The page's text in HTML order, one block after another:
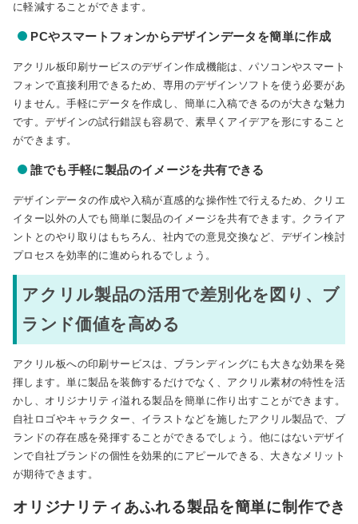
に軽減することができます。
PCやスマートフォンからデザインデータを簡単に作成
アクリル板印刷サービスのデザイン作成機能は、パソコンやスマート
フォンで直接利用できるため、専用のデザインソフトを使う必要があ
りません。手軽にデータを作成し、簡単に入稿できるのが大きな魅力
です。デザインの試行錯誤も容易で、素早くアイデアを形にすること
ができます。
誰でも手軽に製品のイメージを共有できる
デザインデータの作成や入稿が直感的な操作性で行えるため、クリエ
イター以外の人でも簡単に製品のイメージを共有できます。クライア
ントとのやり取りはもちろん、社内での意見交換など、デザイン検討
プロセスを効率的に進められるでしょう。
アクリル製品の活用で差別化を図り、ブ
ランド価値を高める
アクリル板への印刷サービスは、ブランディングにも大きな効果を発
揮します。単に製品を装飾するだけでなく、アクリル素材の特性を活
かし、オリジナリティ溢れる製品を簡単に作り出すことができます。
自社ロゴやキャラクター、イラストなどを施したアクリル製品で、ブ
ランドの存在感を発揮することができるでしょう。他にはないデザイ
ンで自社ブランドの個性を効果的にアピールできる、大きなメリット
が期待できます。
オリジナリティあふれる製品を簡単に制作でき